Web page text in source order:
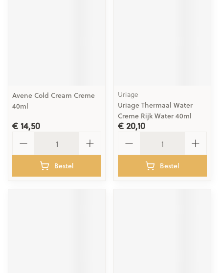
Avene Cold Cream Creme
40ml
€ 14,50
Bestel
Uriage
Uriage Thermaal Water
Creme Rijk Water 40ml
€ 20,10
Bestel